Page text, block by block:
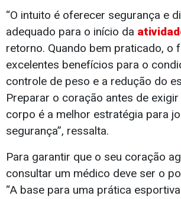
“O intuito é oferecer segurança e
adequado para o início da
retorno. Quando bem praticado, o
excelentes benefícios para o
controle de peso e a redução do
Preparar o coração antes de
corpo é a melhor estratégia para
segurança”, ressalta.
Para garantir que o seu coração
consultar um médico deve ser o
“A base para uma prática